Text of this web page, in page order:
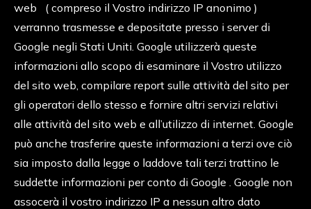
web ( compreso il Vostro indirizzo IP anonimo )
verranno trasmesse e depositate presso i server di
Google negli Stati Uniti. Google utilizzerà queste
informazioni allo scopo di esaminare il Vostro utilizzo
del sito web, compilare report sulle attività del sito per
gli operatori dello stesso e fornire altri servizi relativi
alle attività del sito web e all’utilizzo di internet. Google
può anche trasferire queste informazioni a terzi ove ciò
sia imposto dalla legge o laddove tali terzi trattino le
suddette informazioni per conto di Google . Google non
assocerà il vostro indirizzo IP a nessun altro dato